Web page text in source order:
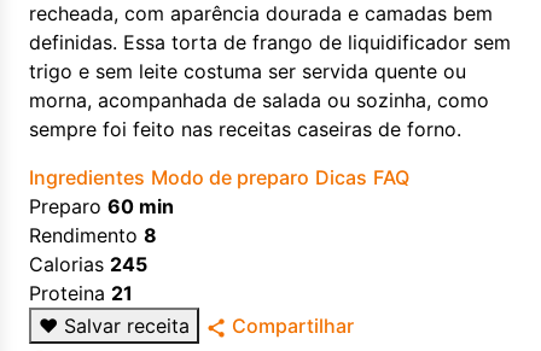
recheada, com aparência dourada e camadas bem
definidas. Essa torta de frango de liquidificador sem
trigo e sem leite costuma ser servida quente ou
morna, acompanhada de salada ou sozinha, como
sempre foi feito nas receitas caseiras de forno.
Ingredientes Modo de preparo Dicas FAQ
Preparo 60 min
Rendimento 8
Calorias 245
Proteina 21
♥ Salvar receita Compartilhar